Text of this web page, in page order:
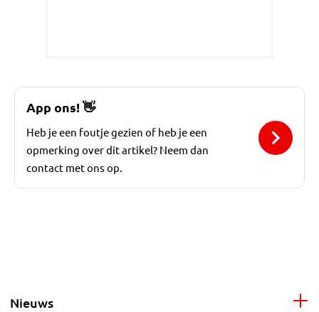
App ons!👋
Heb je een foutje gezien of heb je een
opmerking over dit artikel? Neem dan
contact met ons op.
Nieuws